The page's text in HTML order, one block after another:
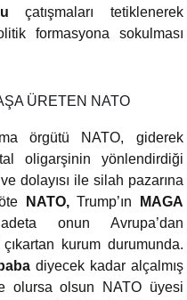
çatışmaları tetiklenerek
formasyona sokulması
ÜRETEN NATO
örgütü NATO, giderek
oligarşinin yönlendirdiği
dolayısı ile silah pazarına
NATO,Trump’ın
MAGA
onun Avrupa’dan
kurum durumunda.
baba diyecek kadar alçalmış
olursa olsun NATO üyesi